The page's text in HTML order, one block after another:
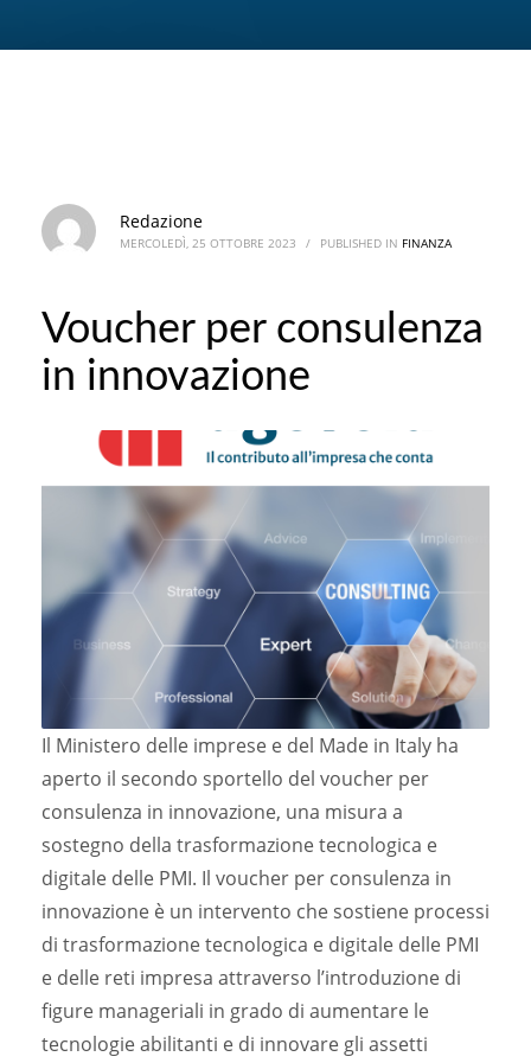
Redazione
MERCOLEDÌ, 25 OTTOBRE 2023 / PUBLISHED IN FINANZA
Voucher per consulenza
in innovazione
Il Ministero delle imprese e del Made in Italy ha
aperto il secondo sportello del voucher per
consulenza in innovazione, una misura a
sostegno della trasformazione tecnologica e
digitale delle PMI. Il voucher per consulenza in
innovazione è un intervento che sostiene processi
di trasformazione tecnologica e digitale delle PMI
e delle reti impresa attraverso l’introduzione di
figure manageriali in grado di aumentare le
tecnologie abilitanti e di innovare gli assetti